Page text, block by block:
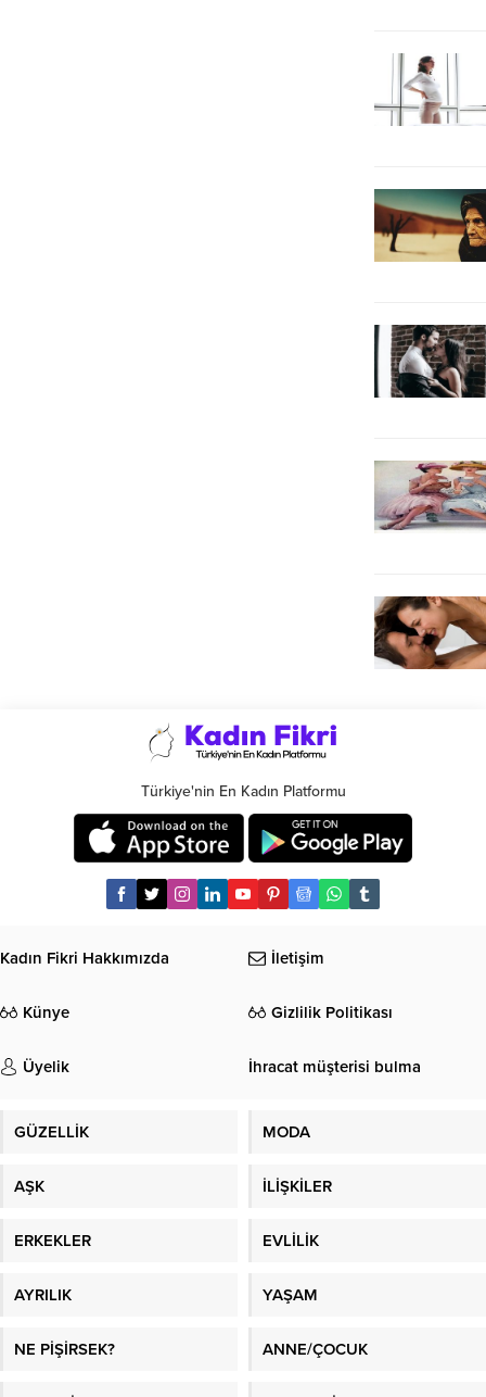
Türkiye'nin En Kadın Platformu
Kadın Fikri Hakkımızda İletişim
Künye Gizlilik Politikası
Üyelik İhracat müşterisi bulma
GÜZELLİK MODA
AŞK İLİŞKİLER
ERKEKLER EVLİLİK
AYRILIK YAŞAM
NE PİŞİRSEK? ANNE/ÇOCUK